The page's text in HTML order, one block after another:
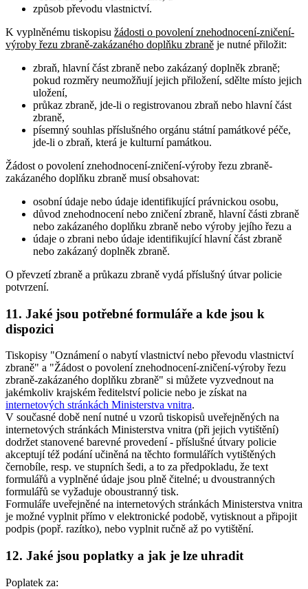
způsob převodu vlastnictví.
K vyplněnému tiskopisu žádosti o povolení znehodnocení-zničení-
výroby řezu zbraně-zakázaného doplňku zbraně je nutné přiložit:
zbraň, hlavní část zbraně nebo zakázaný doplněk zbraně;
pokud rozměry neumožňují jejich přiložení, sdělte místo jejich
uložení,
průkaz zbraně, jde-li o registrovanou zbraň nebo hlavní část
zbraně,
písemný souhlas příslušného orgánu státní památkové péče,
jde-li o zbraň, která je kulturní památkou.
Žádost o povolení znehodnocení-zničení-výroby řezu zbraně-
zakázaného doplňku zbraně musí obsahovat:
osobní údaje nebo údaje identifikující právnickou osobu,
důvod znehodnocení nebo zničení zbraně, hlavní části zbraně
nebo zakázaného doplňku zbraně nebo výroby jejího řezu a
údaje o zbrani nebo údaje identifikující hlavní část zbraně
nebo zakázaný doplněk zbraně.
O převzetí zbraně a průkazu zbraně vydá příslušný útvar policie
potvrzení.
11. Jaké jsou potřebné formuláře a kde jsou k
dispozici
Tiskopisy "Oznámení o nabytí vlastnictví nebo převodu vlastnictví
zbraně" a "Žádost o povolení znehodnocení-zničení-výroby řezu
zbraně-zakázaného doplňku zbraně" si můžete vyzvednout na
jakémkoliv krajském ředitelství policie nebo je získat na
internetových stránkách Ministerstva vnitra.
V současné době není nutné u vzorů tiskopisů uveřejněných na
internetových stránkách Ministerstva vnitra (při jejich vytištění)
dodržet stanovené barevné provedení - příslušné útvary policie
akceptují též podání učiněná na těchto formulářích vytištěných
černobíle, resp. ve stupních šedi, a to za předpokladu, že text
formulářů a vyplněné údaje jsou plně čitelné; u dvoustranných
formulářů se vyžaduje oboustranný tisk.
Formuláře uveřejněné na internetových stránkách Ministerstva vnitra
je možné vyplnit přímo v elektronické podobě, vytisknout a připojit
podpis (popř. razítko), nebo vyplnit ručně až po vytištění.
12. Jaké jsou poplatky a jak je lze uhradit
Poplatek za: